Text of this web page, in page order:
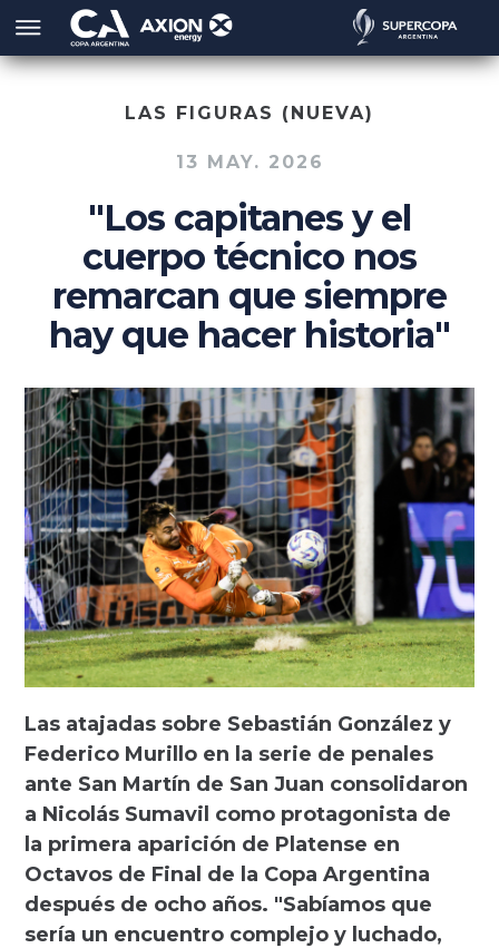
13 MAY. 2026
LAS FIGURAS (NUEVA)
"Los capitanes y el
cuerpo técnico nos
remarcan que siempre
hay que hacer historia"
Las atajadas sobre Sebastián González y
Federico Murillo en la serie de penales
ante San Martín de San Juan consolidaron
a Nicolás Sumavil como protagonista de
la primera aparición de Platense en
Octavos de Final de la Copa Argentina
después de ocho años. "Sabíamos que
sería un encuentro complejo y luchado,